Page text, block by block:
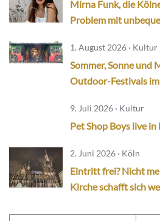
Mirna Funk, die
Problem mit
1. August 2026 · Kultur
Sommer, Sonne und
Outdoor-Festivals
9. Juli 2026 · Kultur
Pet Shop Boys live
2. Juni 2026 · Köln
Eintritt frei? Nicht
Kirche schafft sich